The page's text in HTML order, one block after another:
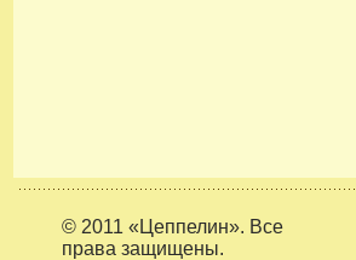
© 2011 «Цеппелин». Все
права защищены.